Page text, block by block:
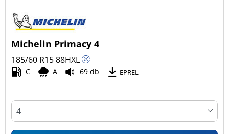
Michelin Primacy 4
185/60 R1588HXL
C A 69 db EPREL